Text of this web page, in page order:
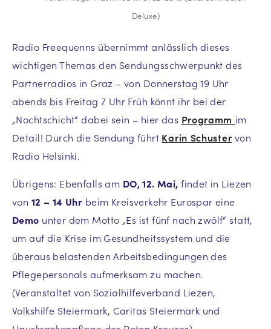
Deluxe)
Radio Freequenns übernimmt anlässlich dieses
wichtigen Themas den Sendungsschwerpunkt des
Partnerradios in Graz – von Donnerstag 19 Uhr
abends bis Freitag 7 Uhr Früh könnt ihr bei der
„Nochtschicht“ dabei sein – hier das Programm im
Detail! Durch die Sendung führt Karin Schustervon
Radio Helsinki.
Übrigens: Ebenfalls am DO, 12. Mai, findet in Liezen
von 12 – 14 Uhr beim Kreisverkehr Eurospar eine
Demo unter dem Motto „Es ist fünf nach zwölf“ statt,
um auf die Krise im Gesundheitssystem und die
überaus belastenden Arbeitsbedingungen des
Pflegepersonals aufmerksam zu machen.
(Veranstaltet von Sozialhilfeverband Liezen,
Volkshilfe Steiermark, Caritas Steiermark und